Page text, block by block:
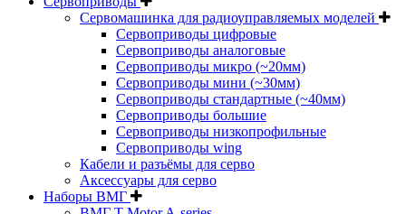
Сервомашинка для радиоуправляемых моделей
Сервоприводы цифровые
Сервоприводы аналоговые
Сервоприводы микро (~20мм)
Сервоприводы мини (~30мм)
Сервоприводы стандартные (~40мм)
Сервоприводы большие
Сервоприводы низкопрофильные
Сервоприводы wing
Кабели и разъёмы для серво
Аксессуары для серво
Наборы ВМГ